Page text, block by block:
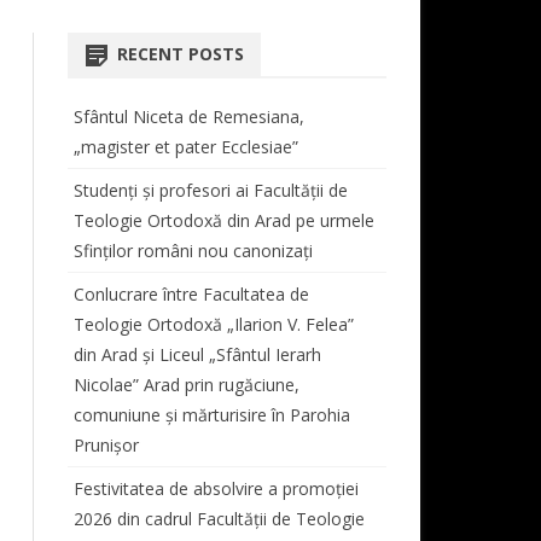
STUDII LICENȚĂ
STUDII MASTER
ISTORIA BISERICII ORTODOXE
TEOLOGIE MORALĂ ȘI
TEOLOGIE LITURGICĂ
SIMPOZIOANE
CONFERINȚE
COLECȚIA STUDIA DOCTORALIA
PROGRAMARE EXAMENE
TUTORI DE AN
ANUL II
ANUL IV
BURSE
DUHOVNICESC
CORUL BĂRBĂTESC „ATANASIE
LIPOVAN”
PROGRAM SECRETARIAT
AUDIENȚE AUDIENȚE DECAN
REVISTA “STUDIA THEOLOGICA
RECENT POSTS
Sfântul Niceta de Remesiana,
„magister et pater Ecclesiae”
Studenți și profesori ai Facultății de
Teologie Ortodoxă din Arad pe urmele
Sfinților români nou canonizați
Conlucrare între Facultatea de
Teologie Ortodoxă „Ilarion V. Felea”
din Arad și Liceul „Sfântul Ierarh
Nicolae” Arad prin rugăciune,
comuniune și mărturisire în Parohia
Prunișor
Festivitatea de absolvire a promoției
2026 din cadrul Facultății de Teologie